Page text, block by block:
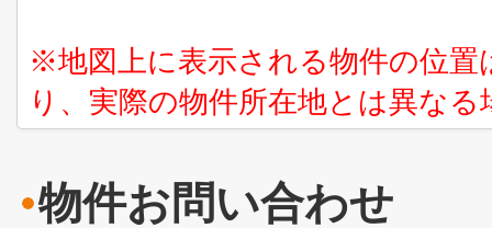
※地図上に表示される物件の位
り、実際の物件所在地とは異な
物件お問い合わせ